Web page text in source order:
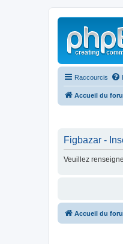
Raccourcis
Accueil du
Figbazar -
Veuillez
Accueil du